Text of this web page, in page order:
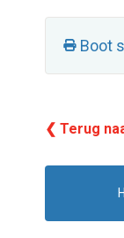
Boot
❮ Terug